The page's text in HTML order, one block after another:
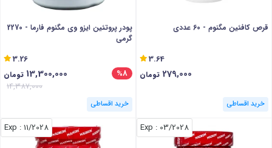
قرص کافئین مگنوم - 60 عددی
3.64
279,000 تومان
خرید اقساطی
پودر پروتئین ایزو وی مگنوم فارما - 2270
گرمی
3.26
%8
13,300,000 تومان
14,387,000
خرید اقساطی
03/2028
: Exp
11/2028
: Exp